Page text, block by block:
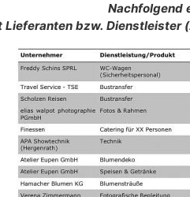
Nachfolgend
Lieferanten bzw. Dienstleister